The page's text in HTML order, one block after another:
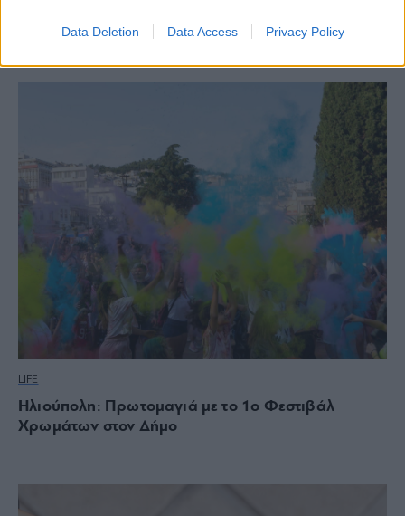
Data Deletion Data Access Privacy Policy
πλατείες της Ηλιούπολης
LIFE
Ηλιούπολη: Πρωτομαγιά με το 1ο Φεστιβάλ
Χρωμάτων στον Δήμο